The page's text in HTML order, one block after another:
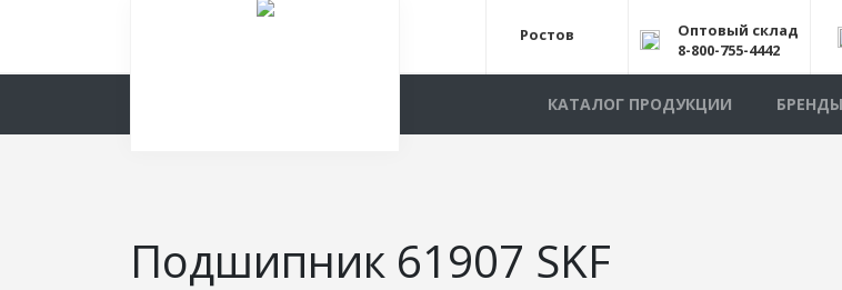
Ростов
Оптовый склад
8-800-755-4442
КАТАЛОГ ПРОДУКЦИИ БРЕНДЫ
Подшипник 61907 SKF